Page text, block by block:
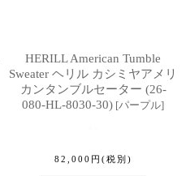
HERILL American Tumble
Sweater ヘリル カシミヤアメリ
カンタンブルセーター (26-
080-HL-8030-30) [パープル]
82,000 円 (税別)